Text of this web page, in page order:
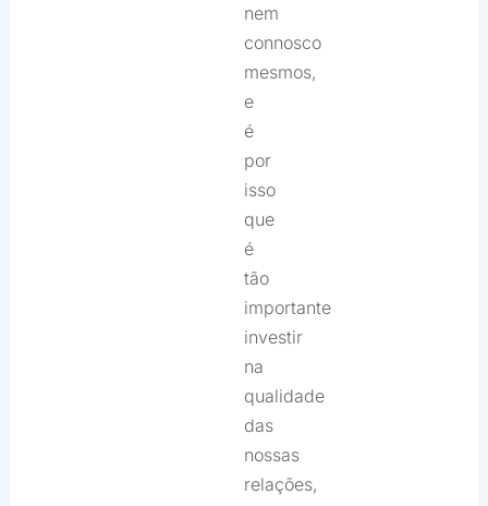
nem
connosco
mesmos,
e
é
por
isso
que
é
tão
importante
investir
na
qualidade
das
nossas
relações,